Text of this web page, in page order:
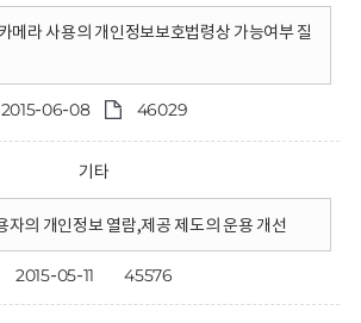
메라 사용의 개인정보보호법령상 가능여부 질
2015-06-08 46029
기타
자의 개인정보 열람,제공 제도의 운용 개선
2015-05-11 45576